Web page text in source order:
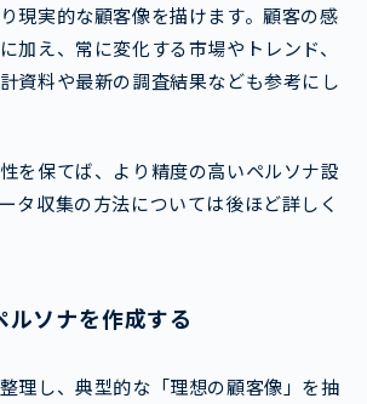
現実的な顧客像を描けます。顧客の感
加え、常に変化する市場やトレンド、
資料や最新の調査結果なども参考にし
を保てば、より精度の高いペルソナ設
タ収集の方法については後ほど詳しく
ソナを作成する
理し、典型的な「理想の顧客像」を抽